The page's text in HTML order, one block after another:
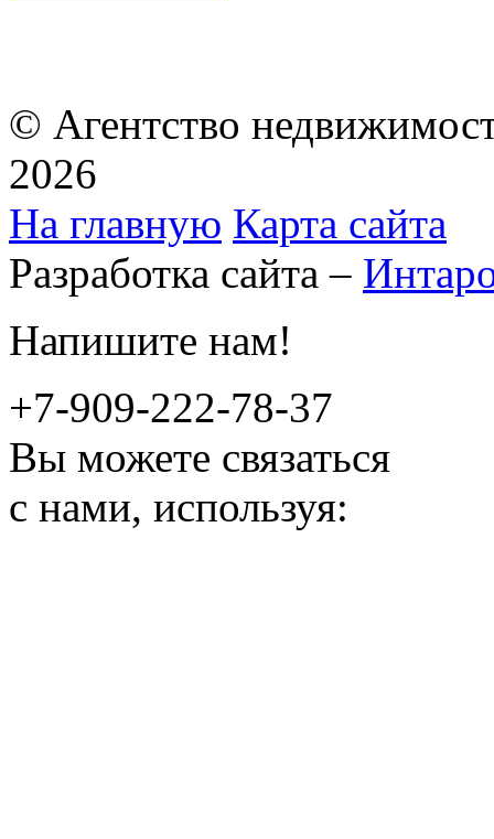
© Агентство
2026
На главную Карта сайта
Разработка сайта –
Напишите нам!
+7-909-222-78-37
Вы можете связаться
с нами, используя: